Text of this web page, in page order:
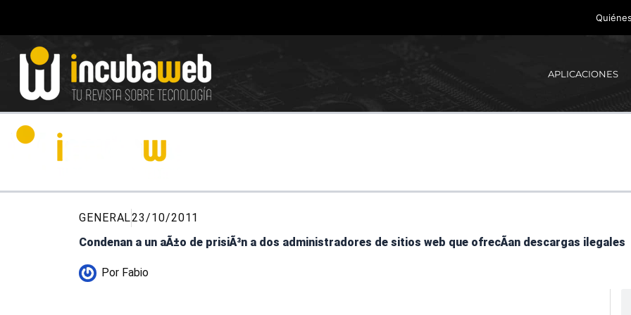
contenido
APLICACIONES
GENERAL23/10/2011
Condenan a un aÃ±o de prisiÃ³n a dos administradores de sitios web que ofrecÃ­an descargas ilegales
Por Fabio